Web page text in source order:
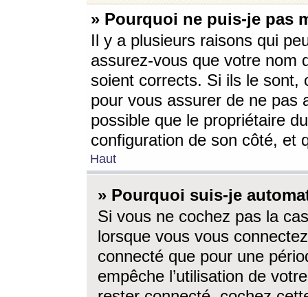
» Pourquoi ne puis-je pas
Il y a plusieurs raisons qui
assurez-vous que votre nom
soient corrects. Si ils le sont,
pour vous assurer de ne pas
possible que le propriétaire
configuration de son côté, et
Haut
» Pourquoi suis-je
Si vous ne cochez pas la
lorsque vous vous
connecté que pour une
empêche l’utilisation de